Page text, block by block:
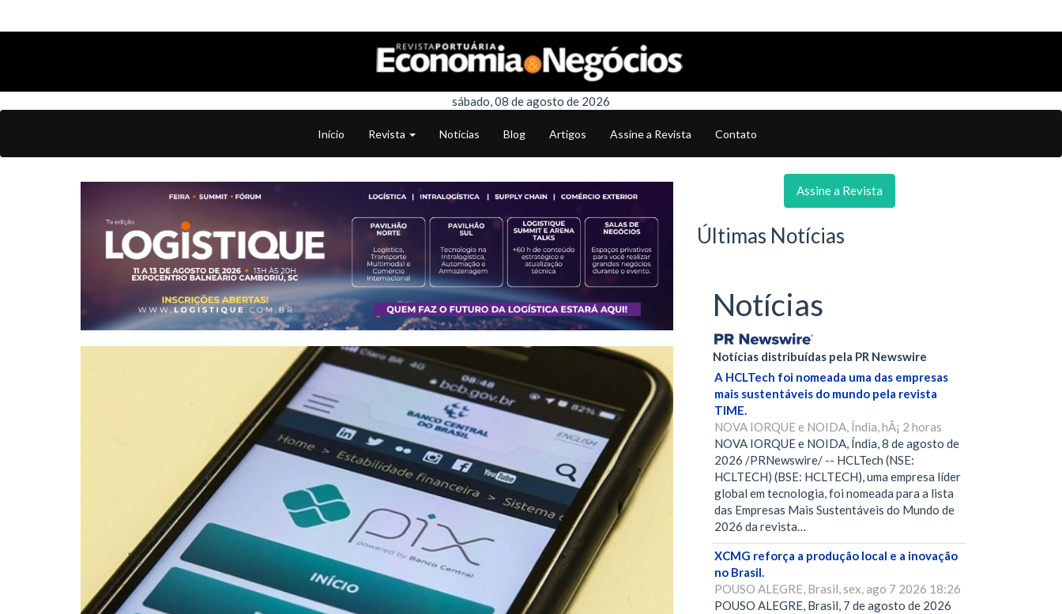
sábado, 08 de agosto de 2026
Início Revista Notícias Blog Artigos Assine a Revista Contato
Assine a Revista
Últimas Notícias
Notícias
Notícias distribuídas pela PR Newswire
A HCLTech foi nomeada uma das empresas
mais sustentáveis do mundo pela revista
TIME.
NOVA IORQUE e NOIDA, Índia, hÃ¡ 2 horas
NOVA IORQUE e NOIDA, Índia, 8 de agosto de
2026 /PRNewswire/ -- HCLTech (NSE:
HCLTECH) (BSE: HCLTECH), uma empresa líder
global em tecnologia, foi nomeada para a lista
das Empresas Mais Sustentáveis do Mundo de
2026 da revista…
XCMG reforça a produção local e a inovação
no Brasil.
POUSO ALEGRE, Brasil, sex, ago 7 2026 18:26
POUSO ALEGRE, Brasil, 7 de agosto de 2026